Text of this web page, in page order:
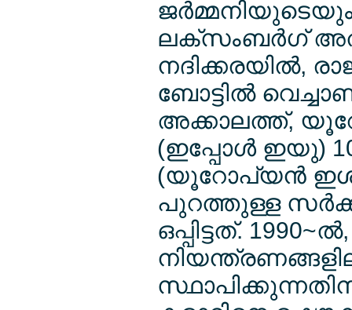
ലക്സംബര്‍ഗ്
നദിക്കരയില്‍,
ബോട്ടില്‍
അക്കാലത്ത്,
(ഇപ്പോള്‍ ഇയു)
(യൂറോപ്യന്‍
പുറത്തുള്ള
ഒപ്പിട്ടത്.